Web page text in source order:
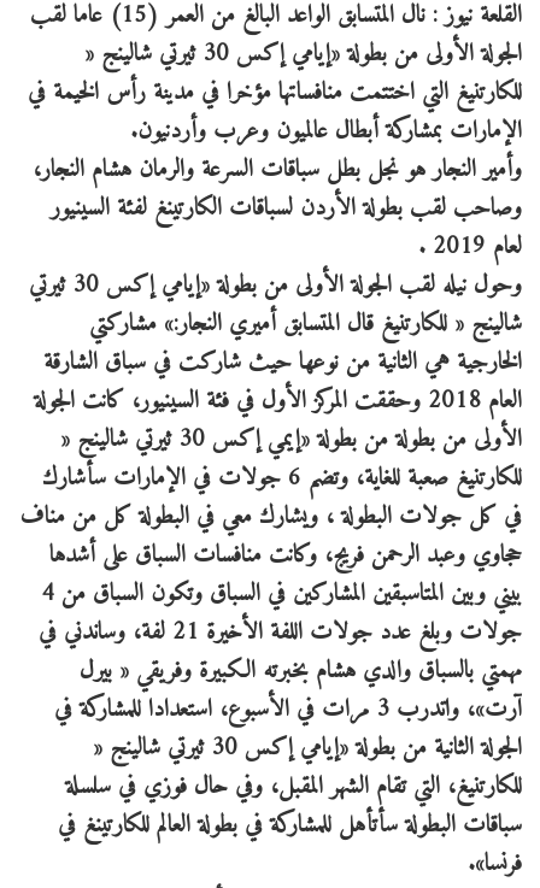
القلعة نيوز : نال المتسابق الواعد البالغ من العمر (15) عاما لقب
الجولة الأولى من بطولة «إيامي إكس 30 ثيرتي شالينج «
للكارتنيغ التي اختتمت منافساتها مؤخرا في مدينة رأس الخيمة في
الإمارات بمشاركة أبطال عالميون وعرب وأردنيون.
وأمير النجار هو نجل بطل سباقات السرعة والرمان هشام النجار،
وصاحب لقب بطولة الأردن لسباقات الكارتينغ لفئة السينيور
لعام 2019 .
وحول نيله لقب الجولة الأولى من بطولة «إيامي إكس 30 ثيرتي
شالينج « للكارتنيغ قال المتسابق أميري النجار:» مشاركتي
الخارجية هي الثانية من نوعها حيث شاركت في سباق الشارقة
العام 2018 وحققت المركز الأول في فئة السينيور، كانت الجولة
الأولى من بطولة من بطولة «إيمي إكس 30 ثيرتي شالينج «
للكارتنيغ صعبة للغاية، وتضم 6 جولات في الإمارات سأشارك
في كل جولات البطولة ، ويشارك معي في البطولة كل من مناف
حجاوي وعبد الرحمن فريج، وكانت منافسات السباق على أشدها
بيني وبين المتاسبقين المشاركين في السباق وتكون السباق من 4
جولات وبلغ عدد جولات اللفة الأخيرة 21 لفة، وساندني في
مهمتي بالسباق والدي هشام بخبرته الكبيرة وفريقي « بيرل
آرت»، واتدرب 3 مرات في الأسبوع، استعدادا للمشاركة في
الجولة الثانية من بطولة «إيامي إكس 30 ثيرتي شالينج «
للكارتنيغ، التي تقام الشهر المقبل، وفي حال فوزي في سلسلة
سباقات البطولة سأتأهل للمشاركة في بطولة العالم للكارتينغ في
فرنسا».